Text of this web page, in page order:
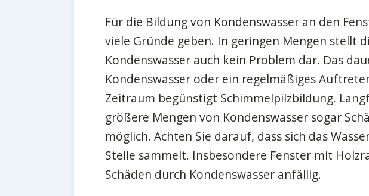
Für die Bildung von Kondenswasser an den
viele Gründe geben. In geringen Mengen stellt
Kondenswasser auch kein Problem dar. Das
Kondenswasser oder ein regelmäßiges
Zeitraum begünstigt Schimmelpilzbildung.
größere Mengen von Kondenswasser sogar
möglich. Achten Sie darauf, dass sich das
Stelle sammelt. Insbesondere Fenster mit
Schäden durch Kondenswasser anfällig.